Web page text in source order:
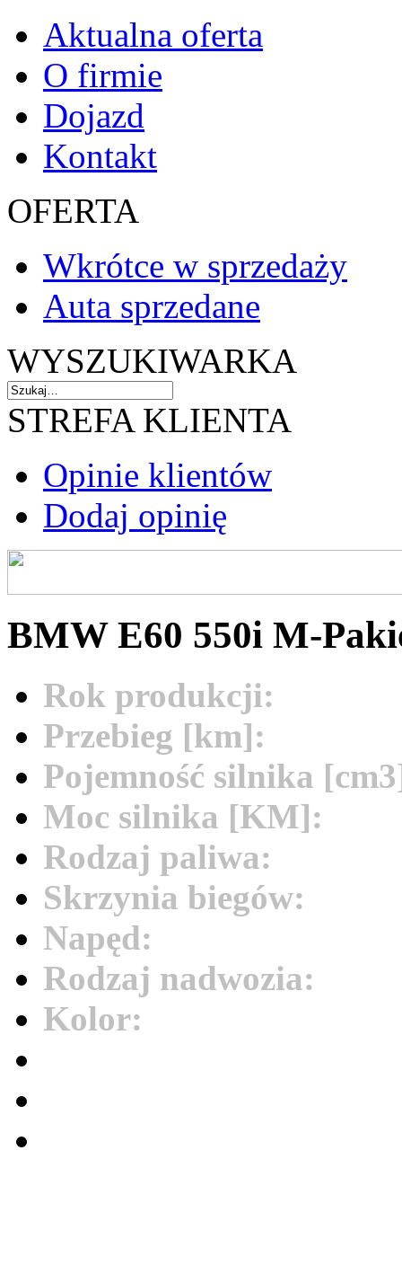
Aktualna oferta
O firmie
Dojazd
Kontakt
OFERTA
Wkrótce w sprzedaży
Auta sprzedane
WYSZUKIWARKA
STREFA KLIENTA
Opinie klientów
Dodaj opinię
BMW E60 550i M-
Rok produkcji:
Przebieg [km]:
Pojemność silnika
Moc silnika [KM]:
Rodzaj paliwa:
Skrzynia biegów:
Napęd:
Rodzaj nadwozia:
Kolor: